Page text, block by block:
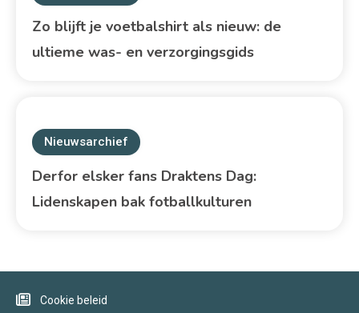
Zo blijft je voetbalshirt als nieuw: de
ultieme was- en verzorgingsgids
Nieuwsarchief
Derfor elsker fans Draktens Dag:
Lidenskapen bak fotballkulturen
Cookie beleid